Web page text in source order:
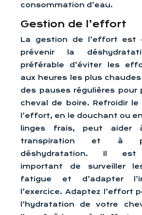
consommation d’eau.
Gestion de l’effort
La gestion de l’effort est
prévenir la
préférable d’éviter les
aux heures les plus
des pauses régulières pour
cheval de boire. Refroidir
l’effort, en le douchant ou
linges frais, peut aider
transpiration et à
déshydratation. Il est
important de surveiller
fatigue et d’adapter
l’exercice. Adaptez l’effort
l’hydratation de votre